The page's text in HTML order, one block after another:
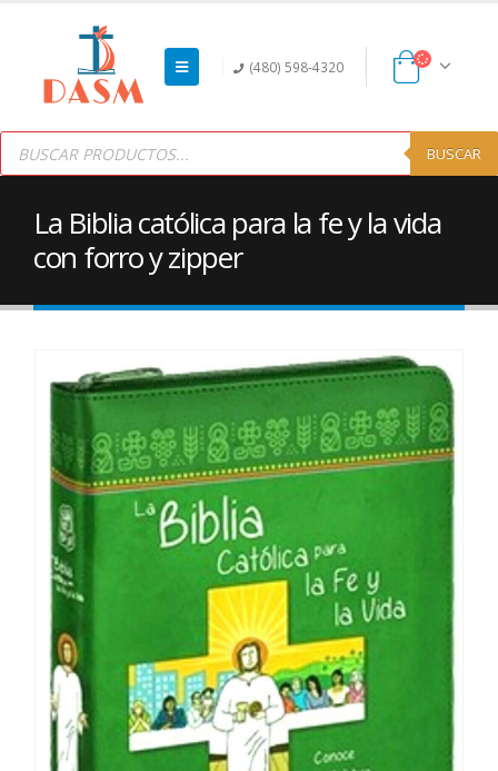
(480) 598-4320
Products
search BUSCAR
La Biblia católica para la fe y la vida
con forro y zipper